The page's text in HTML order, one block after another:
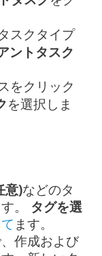
スクタイプ
ントタスク
をクリック
を選択しま
意)などのタ
。 タグを選
ます。
作成および